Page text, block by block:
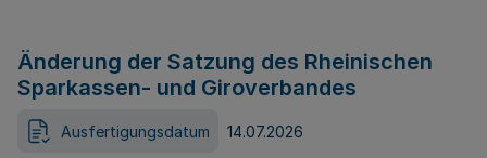
Änderung der Satzung des Rheinischen
Sparkassen- und Giroverbandes
Ausfertigungsdatum 14.07.2026